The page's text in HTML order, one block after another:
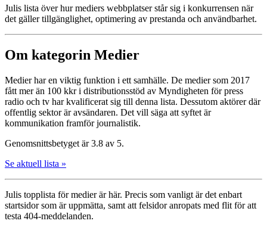
Julis lista över hur mediers webbplatser står sig i konkurrensen när
det gäller tillgänglighet, optimering av prestanda och användbarhet.
Om kategorin Medier
Medier har en viktig funktion i ett samhälle. De medier som 2017
fått mer än 100 kkr i distributionsstöd av Myndigheten för press
radio och tv har kvalificerat sig till denna lista. Dessutom aktörer där
offentlig sektor är avsändaren. Det vill säga att syftet är
kommunikation framför journalistik.
Genomsnittsbetyget är 3.8 av 5.
Se aktuell lista »
Julis topplista för medier är här. Precis som vanligt är det enbart
startsidor som är uppmätta, samt att felsidor anropats med flit för att
testa 404-meddelanden.